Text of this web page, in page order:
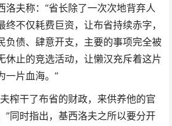
洛夫称：“省长除了一次次地背弃人
终不仅耗费巨资，让布省持续赤字，
负债、肆意开支，主要的事项完全被
休止的竞选活动，让懒汉充斥着这片
一片血海。”
榨干了布省的财政，来供养他的官
”同时指出，基西洛夫之所以要分开